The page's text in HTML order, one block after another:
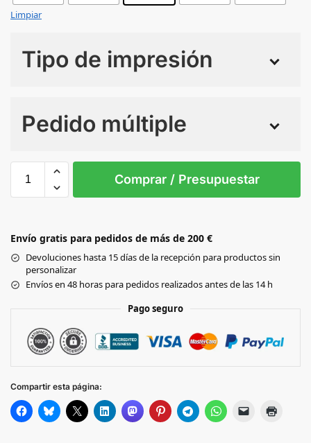
Limpiar
Tipo de impresión
Pedido múltiple
54
56
L / 46 M / 44
Beige
NAVY
Comprar / Presupuestar
Envío gratis para pedidos de más de 200 €
Devoluciones hasta 15 días de la recepción para productos sin
personalizar
Envíos en 48 horas para pedidos realizados antes de las 14 h
Pago seguro
Compartir esta página: